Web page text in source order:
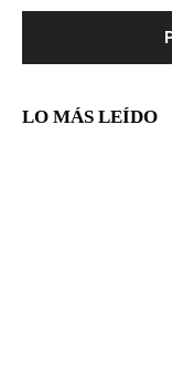
LO MÁS LEÍDO